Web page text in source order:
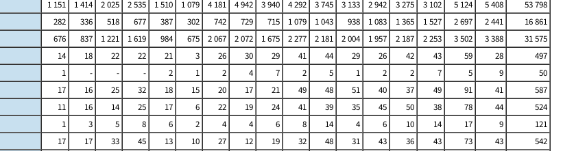
1 151 1 414 2 025 2 535 1 510 1 079 4 181 4 942 3 940 4 292 3 745 3 133 2 942 3 275 3 102 5 124 5 408
53 798
282 336 518 677 387 302 742 729 715 1 079 1 043 938 1 083 1 365 1 527 2 697 2 441
16 861
676 837 1 221 1 619 984 675 2 067 2 072 1 675 2 277 2 181 2 004 1 957 2 187 2 253 3 502 3 388
31 575
14 18 22 22 21 3 26 30 29 41 44 29 26 42 43 59 28
497
1 - - - 2 1 2 4 7 2 5 1 2 2 7 5 9
50
17 16 25 32 18 15 20 17 21 49 48 51 40 37 49 91 41
587
11 16 14 25 17 6 22 19 24 41 39 35 45 50 38 78 44
524
1 3 5 8 6 2 4 4 6 8 14 4 6 10 14 17 9
121
17 17 33 45 13 10 27 12 19 32 48 31 43 36 43 73 43
542